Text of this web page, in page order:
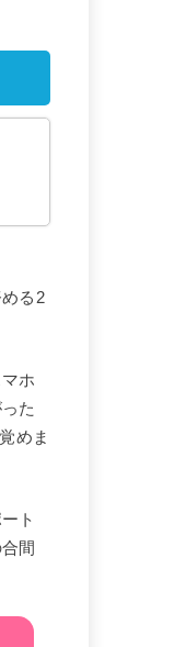
る2
ホ
た
めま
ト
間